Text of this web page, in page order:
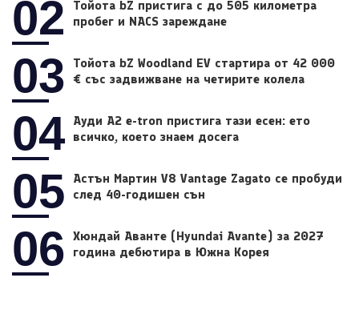
02
Тойота bZ пристига с до 505 километра
пробег и NACS зареждане
03
Тойота bZ Woodland EV стартира от 42 000
€ със задвижване на четирите колела
04 Ауди A2 e-tron пристига тази есен: ето
всичко, което знаем досега
05
Астън Мартин V8 Vantage Zagato се пробуди
след 40-годишен сън
06
Хюндай Аванте (Hyundai Avante) за 2027
година дебютира в Южна Корея